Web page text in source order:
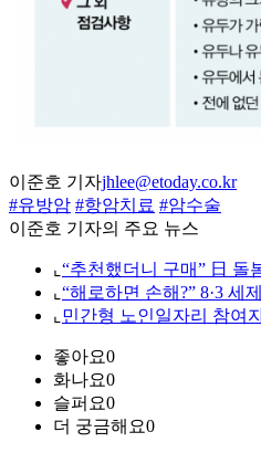
이준호 기자jhlee@etoday.co.kr
#유방암 #항암치료 #암수술
이준호 기자의 주요 뉴스
⌞ “추천했더니 구매” 日 돌
⌞ “해로하면 손해?” 8·3 세
⌞ 민간형 노인일자리 참여
좋아요0
화나요0
슬퍼요0
더 궁금해요0